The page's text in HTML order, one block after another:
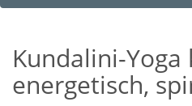
Kundalini-
energetisch,